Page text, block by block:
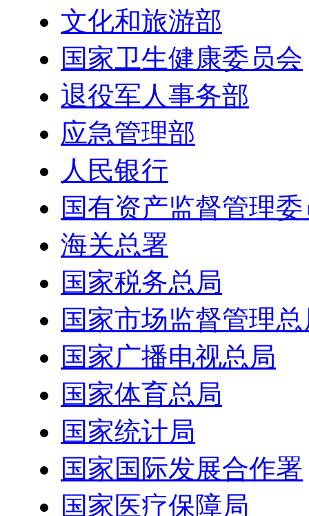
文化和旅游部
国家卫生健康委员会
退役军人事务部
应急管理部
人民银行
国有资产监督管理
海关总署
国家税务总局
国家市场监督管理
国家广播电视总局
国家体育总局
国家统计局
国家国际发展合作署
国家医疗保障局